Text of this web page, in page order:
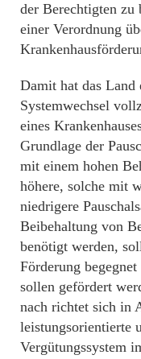
der Berechtigten zu
einer Verordnung
Damit hat das Land
Systemwechsel
eines
Grundlage der
mit einem hohen
höhere, solche mit
niedrigere
Beibehaltung von
benötigt werden,
Förderung begegnet
sollen gefördert
nach richtet sich in
leistungsorientierte
Vergütungssystem